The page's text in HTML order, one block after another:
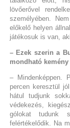
lövőerővel
személyében.
előkelő helyen
játékosuk is van,
– Ezek szerin a
mondható
– Mindenképpen.
percen keresztül
hátul tudjunk
védekezés,
gólokat tudunk
felértékelődik. Na